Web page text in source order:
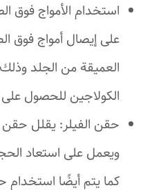
استخدام الأمواج فوق
على إيصال أمواج فوق
العميقة من الجلد
الكولاجين للحصول
حقن الفيلر: يقلل حقن
ويعمل على استعاد
كما يتم أيضًا